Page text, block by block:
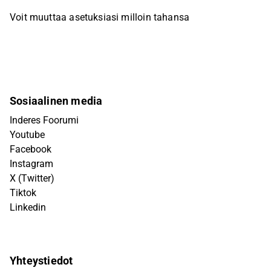
Voit muuttaa asetuksiasi milloin tahansa
Sosiaalinen media
Inderes Foorumi
Youtube
Facebook
Instagram
X (Twitter)
Tiktok
Linkedin
Yhteystiedot